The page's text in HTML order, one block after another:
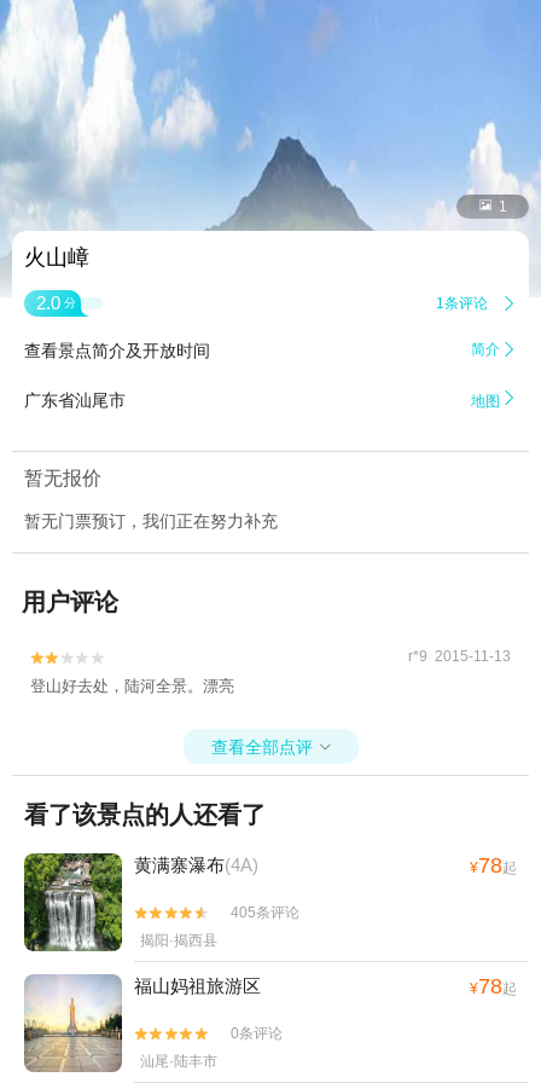
 1
火山嶂
2.0 分 1条评论 
查看景点简介及开放时间 简介 
广东省汕尾市 地图 
暂无报价
暂无门票预订，我们正在努力补充
用户评论

 r*9 2015-11-13
登山好去处，陆河全景。漂亮
查看全部点评 
看了该景点的人还看了
黄满寨瀑布(4A) ¥78起


405条评论
揭阳·揭西县
福山妈祖旅游区 ¥78起


0条评论
汕尾·陆丰市